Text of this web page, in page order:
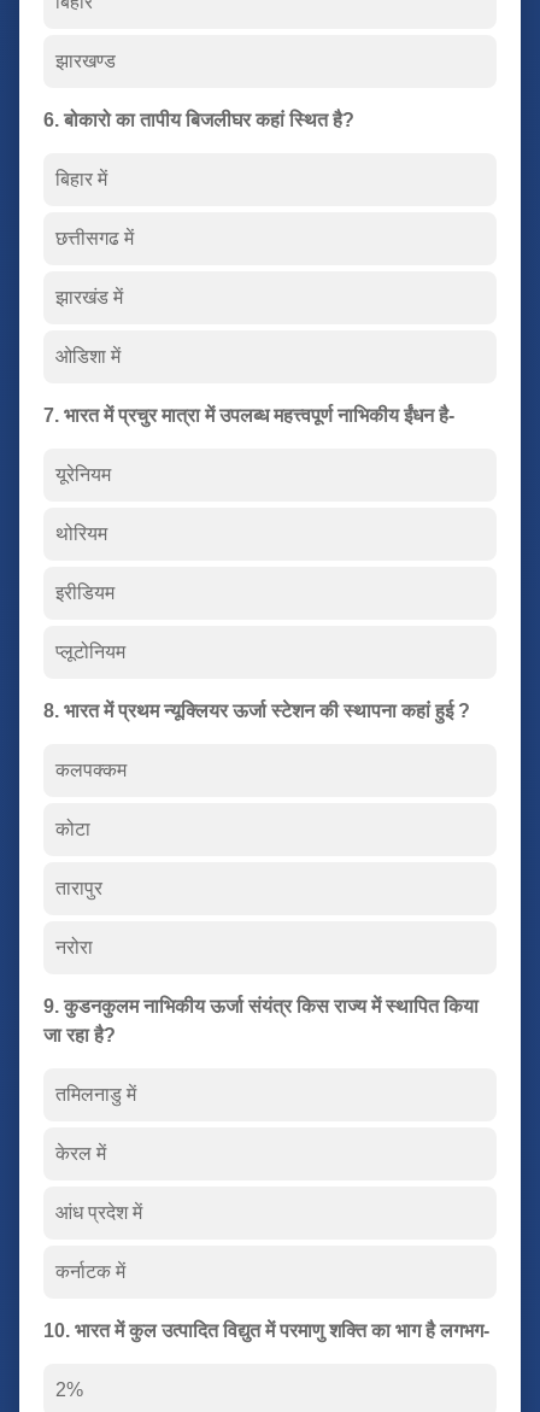
झारखण्ड
6. बोकारो का तापीय बिजलीघर कहां स्थित है?
बिहार में
छत्तीसगढ में
झारखंड में
ओडिशा में
7. भारत में प्रचुर मात्रा में उपलब्ध महत्त्वपूर्ण नाभिकीय ईंधन है-
यूरेनियम
थोरियम
इरीडियम
प्लूटोनियम
8. भारत में प्रथम न्यूक्लियर ऊर्जा स्टेशन की स्थापना कहां हुई ?
कलपक्कम
कोटा
तारापुर
नरोरा
9. कुडनकुलम नाभिकीय ऊर्जा संयंत्र किस राज्य में स्थापित किया
जा रहा है?
तमिलनाडु में
केरल में
आंध प्रदेश में
कर्नाटक में
10. भारत में कुल उत्पादित विद्युत में परमाणु शक्ति का भाग है लगभग-
2%